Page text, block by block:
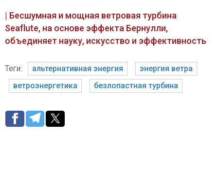
| Бесшумная и мощная ветровая турбина
Seaflute, на основе эффекта Бернулли,
объединяет науку, искусство и эффективность
Теги: альтернативная энергия
энергия ветра
ветроэнергетика
безлопастная турбина